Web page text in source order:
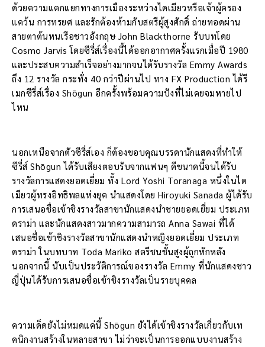
ด้วยความแตกแยกทางการเมืองระหว่างไดเมียวหรือเจ้าผู้ครอง
แคว้น การทรยศ และรักต้องห้ามกับสตรีผู้สูงศักดิ์ ถ่ายทอดผ่าน
สายตาต้นหนเรือชาวอังกฤษ John Blackthorne รับบทโดย
Cosmo Jarvis โดยซีรี่ส์เรื่องนี้ได้ออกอากาศครั้งแรกเมื่อปี 1980
และประสบความสำเร็จอย่างมากจนได้รับรางวัล Emmy Awards
ถึง 12 รางวัล กระทั่ง 40 กว่าปีผ่านไป ทาง FX Production ได้รี
เมกซีรี่ส์เรื่อง Shōgun อีกครั้งพร้อมความปังที่ไม่เคยจมหายไป
ไหน
นอกเหนือจากตัวซีรี่ส์เอง ก็ต้องขอบคุณบรรดานักแสดงที่ทำให้
ซีรี่ส์ Shōgun ได้รับเสียงตอบรับจากแฟนๆ ดีขนาดนี้จนได้รับ
รางวัลการแสดงยอดเยี่ยม ทั้ง Lord Yoshi Toranaga หนึ่งในได
เมียวผู้ทรงอิทธิพลแห่งยุค นำแสดงโดย Hiroyuki Sanada ผู้ได้รับ
การเสนอชื่อเข้าชิงรางวัลสาขานักแสดงนำชายยอดเยี่ยม ประเภท
ดราม่า และนักแสดงสาวมากความสามารถ Anna Sawai ที่ได้
เสนอชื่อเข้าชิงรางวัลสาขานักแสดงนำหญิงยอดเยี่ยม ประเภท
ดราม่า ในบทบาท Toda Mariko สตรีชนชั้นสูงผู้ถูกหักหลัง
นอกจากนี้ นับเป็นประวัติการณ์ของรางวัล Emmy ที่นักแสดงชาว
ญี่ปุ่นได้รับการเสนอชื่อเข้าชิงรางวัลเป็นรายบุคคล
ความเด็ดยังไม่หมดแค่นี้ Shōgun ยังได้เข้าชิงรางวัลเกี่ยวกับเท
คนิกงานสร้างในหลายสาขา ไม่ว่าจะเป็นการออกแบบงานสร้าง